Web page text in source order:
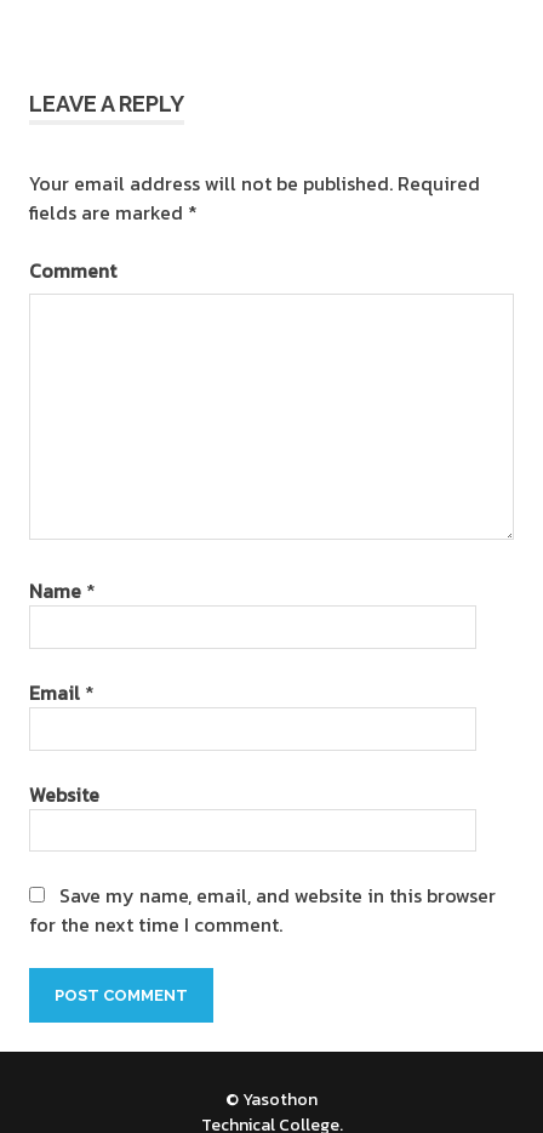
LEAVE A REPLY
Your email address will not be published. Required
fields are marked *
Comment
Name *
Email *
Website
Save my name, email, and website in this browser
for the next time I comment.